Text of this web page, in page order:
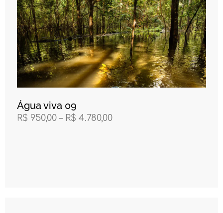
Água viva 09
R$ 950,00 – R$ 4.780,00